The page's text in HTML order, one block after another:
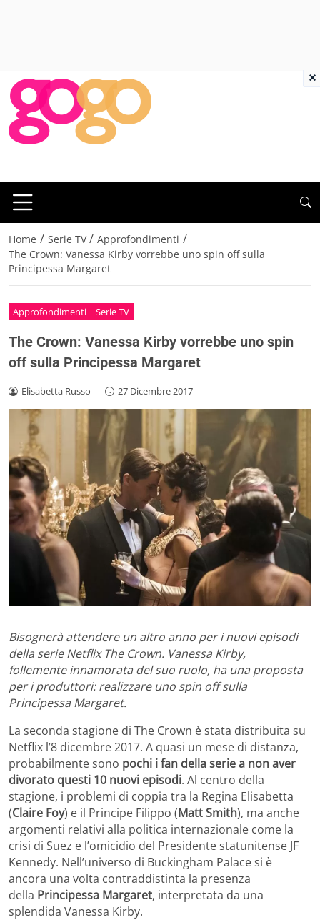
Home / Serie TV / Approfondimenti /
The Crown: Vanessa Kirby vorrebbe uno spin off sulla
Principessa Margaret
Approfondimenti Serie TV
The Crown: Vanessa Kirby vorrebbe uno spin
off sulla Principessa Margaret
Elisabetta Russo - 27 Dicembre 2017
Bisognerà attendere un altro anno per i nuovi episodi
della serie Netflix The Crown. Vanessa Kirby,
follemente innamorata del suo ruolo, ha una proposta
per i produttori: realizzare uno spin off sulla
Principessa Margaret.
La seconda stagione di The Crown è stata distribuita su
Netflix l’8 dicembre 2017. A quasi un mese di distanza,
probabilmente sono pochi i fan della serie a non aver
divorato questi 10 nuovi episodi. Al centro della
stagione, i problemi di coppia tra la Regina Elisabetta
(Claire Foy) e il Principe Filippo (Matt Smith), ma anche
argomenti relativi alla politica internazionale come la
crisi di Suez e l’omicidio del Presidente statunitense JF
Kennedy. Nell’universo di Buckingham Palace si è
ancora una volta contraddistinta la presenza
della Principessa Margaret, interpretata da una
splendida Vanessa Kirby.
×